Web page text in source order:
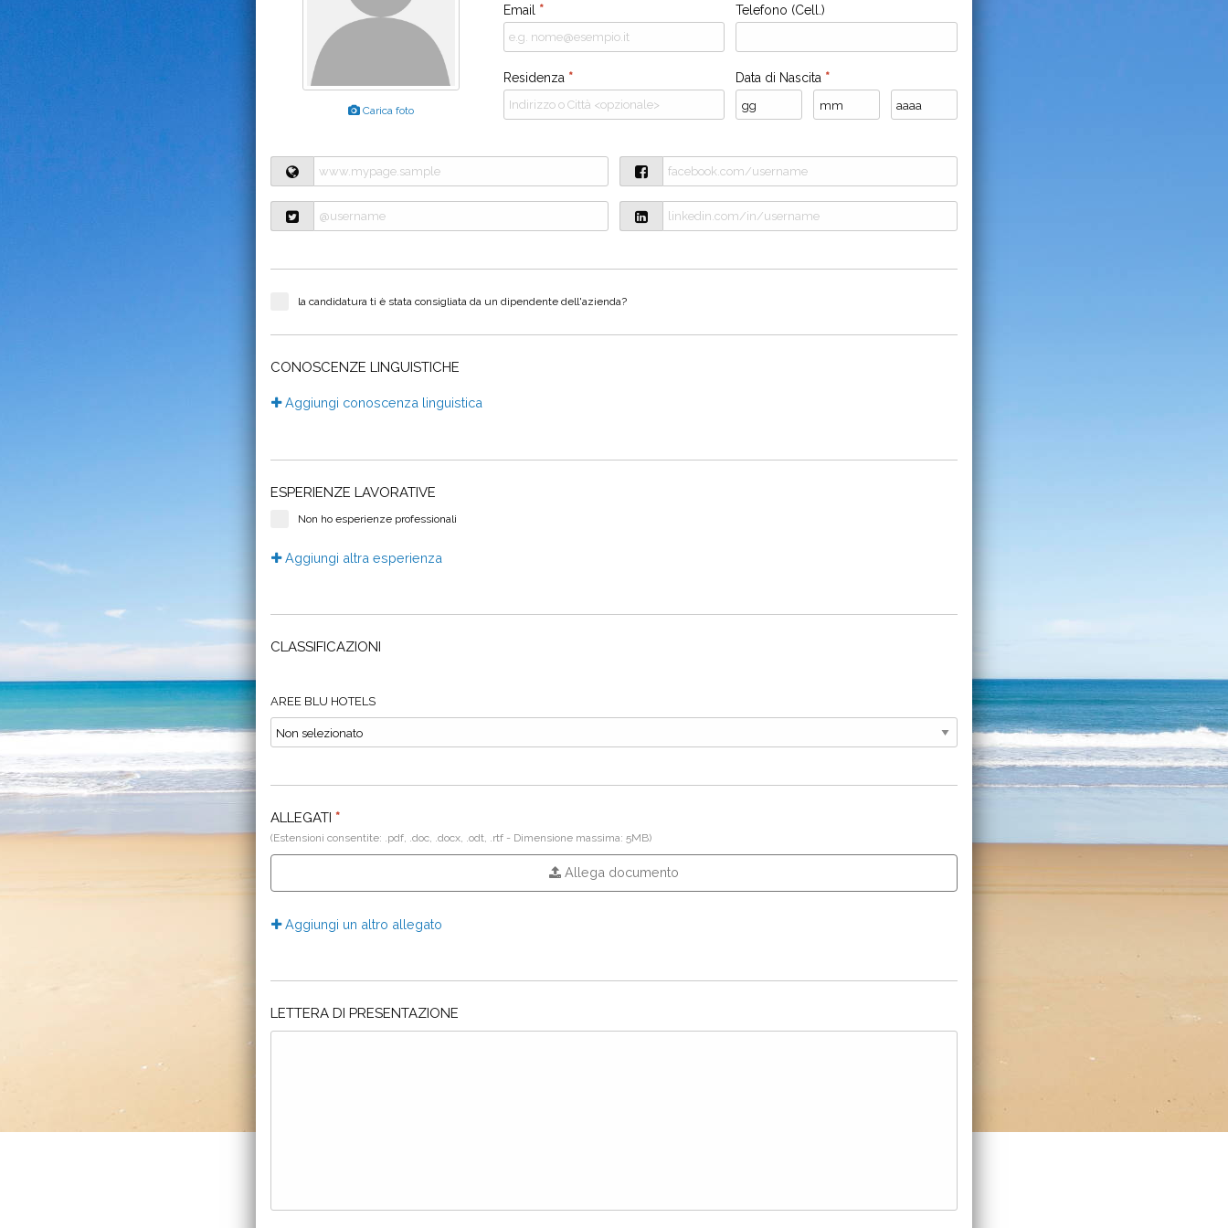
Carica foto
Email * Telefono (Cell.)
Residenza * Data di Nascita *
la candidatura ti è stata consigliata da un dipendente dell'azienda?
CONOSCENZE LINGUISTICHE
Aggiungi conoscenza linguistica
ESPERIENZE LAVORATIVE
Non ho esperienze professionali
Aggiungi altra esperienza
CLASSIFICAZIONI
AREE BLU HOTELS
ALLEGATI *
(Estensioni consentite: .pdf, .doc, .docx, .odt, .rtf - Dimensione massima: 5MB)
Allega documento
Aggiungi un altro allegato
LETTERA DI PRESENTAZIONE